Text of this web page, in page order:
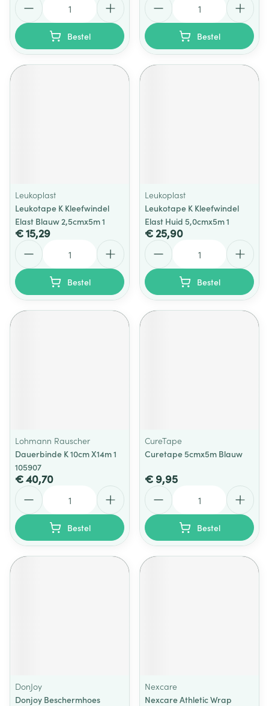
Bestel Bestel
Leukoplast
Leukotape K Kleefwindel
Elast Blauw 2,5cmx5m 1
€ 15,29
Bestel
Leukoplast
Leukotape K Kleefwindel
Elast Huid 5,0cmx5m 1
€ 25,90
Bestel
Lohmann Rauscher
Dauerbinde K 10cm X14m 1
105907
€ 40,70
Bestel
CureTape
Curetape 5cmx5m Blauw
€ 9,95
Bestel
DonJoy
Donjoy Beschermhoes
Nexcare
Nexcare Athletic Wrap